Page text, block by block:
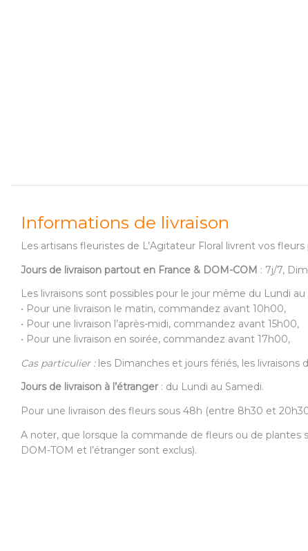
Informations de livraison
Les artisans fleuristes de L’Agitateur Floral livrent vos
Jours de livraison partout en France & DOM-COM : 7j/7,
Les livraisons sont possibles pour le jour même du Lundi
• Pour une livraison le matin, commandez avant 10h00,
• Pour une livraison l’après-midi, commandez avant 15h00,
• Pour une livraison en soirée, commandez avant 17h00,
Cas particulier :les Dimanches et jours fériés, les
Jours de livraison à l’étranger : du Lundi au Samedi.
Pour une livraison des fleurs sous 48h (entre 8h30 et
A noter, que lorsque la commande de fleurs ou de plantes
DOM-TOM et l’étranger sont exclus).